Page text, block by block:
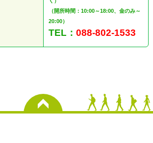
（開所時間：10:00～18:00、金のみ～
20:00）
TEL： 088-802-1533